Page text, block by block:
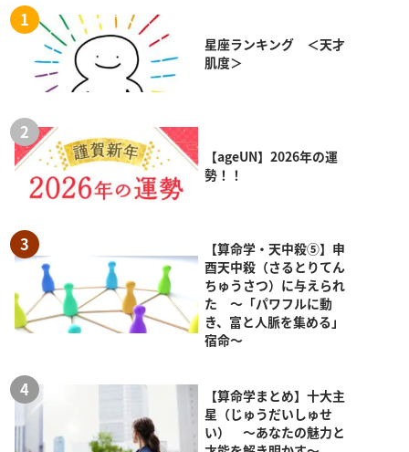
星座ランキング ＜天才
肌度＞
【ageUN】2026年の運
勢！！
【算命学・天中殺⑤】申
酉天中殺（さるとりてん
ちゅうさつ）に与えられ
た ～「パワフルに動
き、富と人脈を集める」
宿命～
【算命学まとめ】十大主
星（じゅうだいしゅせ
い） ～あなたの魅力と